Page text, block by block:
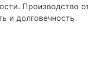
Производство
и долговечность